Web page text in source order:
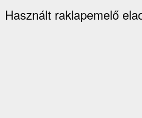
Használt raklapemelő